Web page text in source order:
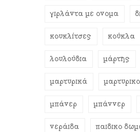
γιρλάντα με όνομα
κουκλίτσες κούκλα
λουλούδια μάρτης
μαρτυρικά μαρτυρικό
μπάνερ μπάννερ
νεράιδα παιδικό